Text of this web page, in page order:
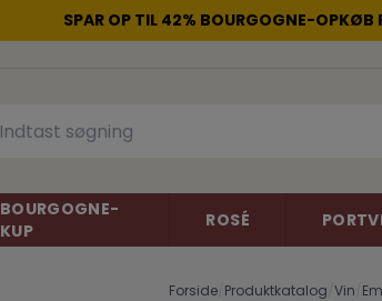
SPAR OP TIL 42% BOURGOGNE-OPKØB
BOURGOGNE-
KUP
ROSÉ
Forside/ Produktkatalog Vin